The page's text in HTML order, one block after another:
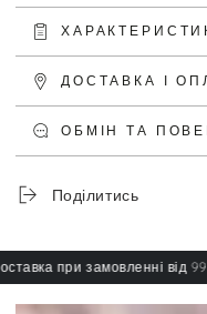
ДОСТАВКА І
ОБМІН ТА
Поділитись
при замовленні від 999